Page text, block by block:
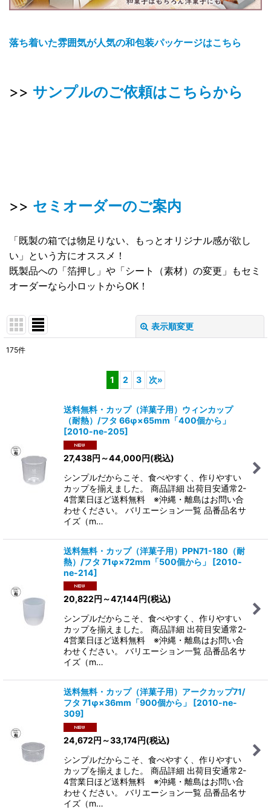
落ち着いた雰囲気が人気の和包装パッケージはこちら
>> サンプルのご依頼はこちらから
>> セミオーダーのご案内
「既製の箱では物足りない、もっとオリジナル感が欲し
い」という方にオススメ！
既製品への「箔押し」や「シート（素材）の変更」もセミ
オーダーなら小ロットからOK！
表示順変更
175件
1 2 3 次»
送料無料・カップ（洋菓子用）ウィンカップ
（耐熱）/フタ 66φ×65mm「400個から」
[2010-ne-205]
27,438円 ～44,000円(税込)
シンプルだからこそ、食べやすく、作りやすい
カップを揃えました。 商品詳細 出荷目安通常2-
4営業日ほど送料無料 ※沖縄・離島はお問い合
わせください。 バリエーション一覧 品番品名サ
イズ（m…
送料無料・カップ（洋菓子用）PPN71-180（耐
熱）/フタ 71φ×72mm「500個から」
[2010-
ne-214]
20,822円 ～47,144円(税込)
シンプルだからこそ、食べやすく、作りやすい
カップを揃えました。 商品詳細 出荷目安通常2-
4営業日ほど送料無料 ※沖縄・離島はお問い合
わせください。 バリエーション一覧 品番品名サ
イズ（m…
送料無料・カップ（洋菓子用）アークカップ71/
フタ 71φ×36mm「900個から」
[2010-ne-
309]
24,672円 ～33,174円(税込)
シンプルだからこそ、食べやすく、作りやすい
カップを揃えました。 商品詳細 出荷目安通常2-
4営業日ほど送料無料 ※沖縄・離島はお問い合
わせください。 バリエーション一覧 品番品名サ
イズ（m…